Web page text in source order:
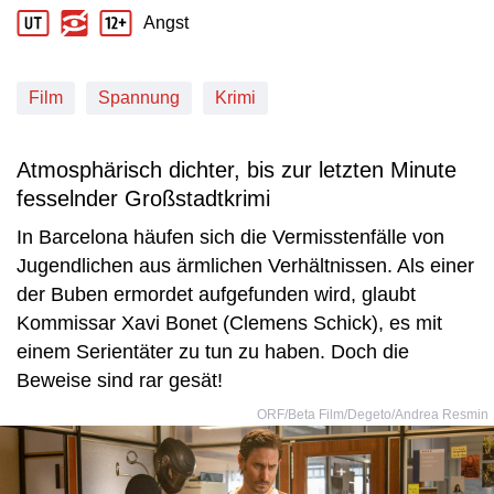
Jugendschutz Beschreibung: Angst
Angst
Film Spannung Krimi
Atmosphärisch dichter, bis zur letzten Minute
fesselnder Großstadtkrimi
In Barcelona häufen sich die Vermisstenfälle von
Jugendlichen aus ärmlichen Verhältnissen. Als einer
der Buben ermordet aufgefunden wird, glaubt
Kommissar Xavi Bonet (Clemens Schick), es mit
einem Serientäter zu tun zu haben. Doch die
Beweise sind rar gesät!
ORF/Beta Film/Degeto/Andrea Resmin